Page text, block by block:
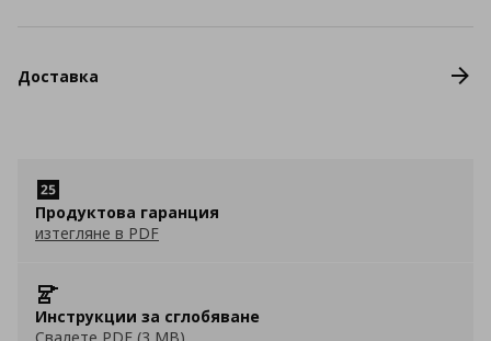
Доставка
Продуктова гаранция
изтегляне в PDF
Инструкции за сглобяване